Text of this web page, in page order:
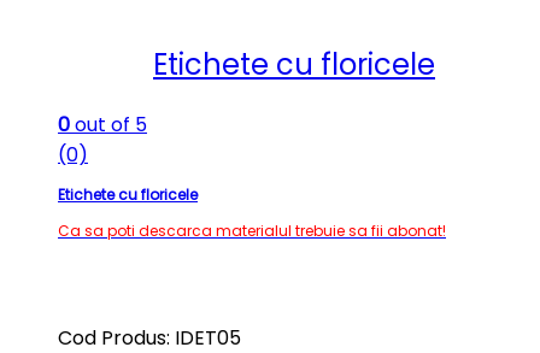
Etichete cu floricele
0out of 5
(0)
Etichete cu floricele
Ca sa poti descarca materialul trebuie sa fii abonat!
Cod Produs: IDET05